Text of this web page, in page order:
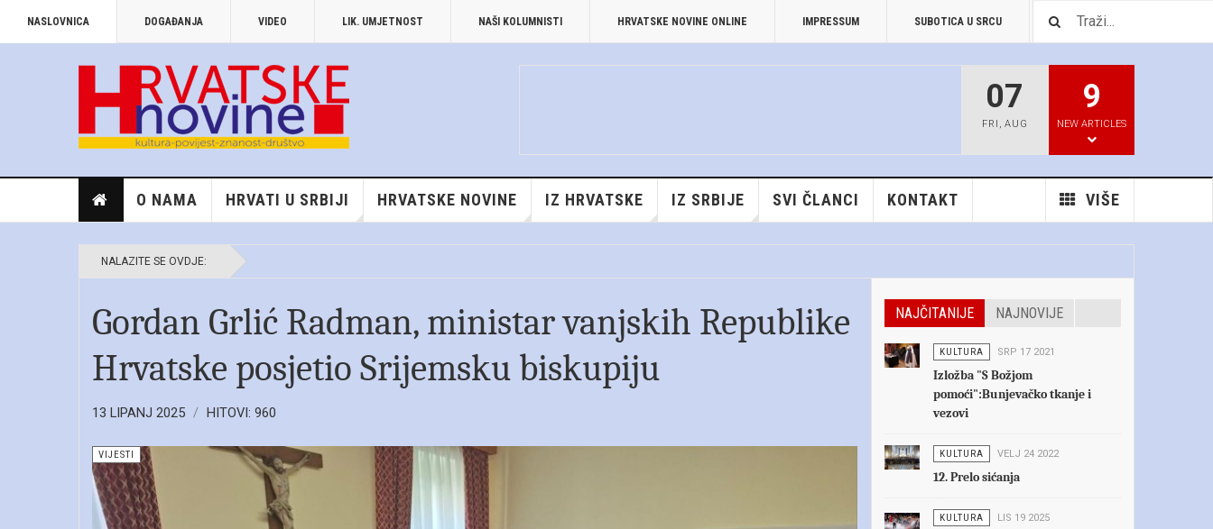
NASLOVNICA DOGAĐANJA VIDEO LIK. UMJETNOST NAŠI KOLUMNISTI HRVATSKE NOVINE ONLINE IMPRESSUM SUBOTICA U SRCU PREUZIMANJA
07
FRI , AUG
9
NEW ARTICLES
O NAMA HRVATI U SRBIJI HRVATSKE NOVINE IZ HRVATSKE IZ SRBIJE SVI ČLANCI VIŠE
KONTAKT
NALAZITE SE OVDJE:
Gordan Grlić Radman, ministar vanjskih Republike
Hrvatske posjetio Srijemsku biskupiju
13 LIPANJ 2025 HITOVI: 960
VIJESTI
NAJČITANIJE NAJNOVIJE
KULTURA SRP 17 2021
Izložba "S Božjom
pomoći":Bunjevačko tkanje i
vezovi
KULTURA VELJ 24 2022
12. Prelo sićanja
KULTURA LIS 19 2025